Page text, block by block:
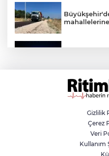
mahallelerine
Aslı
unutulmaz
Osmangazi
olmayı
Gizlilik
Çerez
Veri
Kullanım